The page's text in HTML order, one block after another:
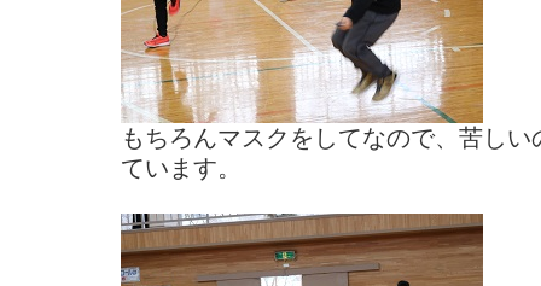
もちろんマスクをしてなので、苦し
ています。